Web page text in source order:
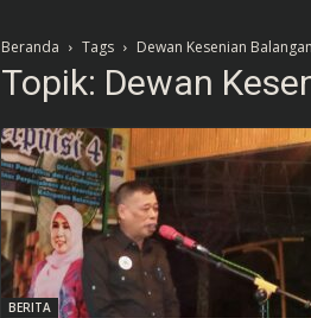
Beranda Tags Dewan Kesenian Balangan
Topik: Dewan
BERITA